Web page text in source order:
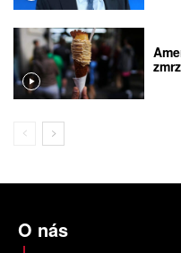
O nás